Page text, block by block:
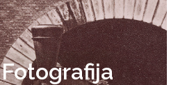
Fotografija